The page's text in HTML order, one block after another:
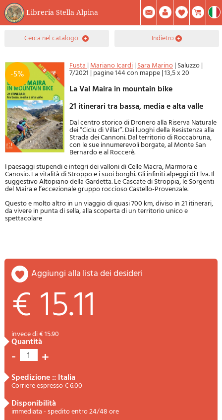
Libreria Stella Alpina
0 Prodotto(i) Attualmente Nel Carrello Riepilogo
Facebook
Registrati Mod. Password
cerca nel catalogo indietro
-5%
Fusta|Mariano Icardi|Sara Marino| Saluzzo|
7/2021 | pagine 144 con mappe|13,5 x 20
La Val Maira in mountain bike
21 itinerari tra bassa, media e alta valle
Dal centro storico di Dronero alla Riserva Naturale
dei “Ciciu di Villar”. Dai luoghi della Resistenza alla
Strada dei Cannoni. Dal territorio di Roccabruna,
con le sue innumerevoli borgate, al Monte San
Bernardo e al Roccerè.
I paesaggi stupendi e integri dei valloni di Celle Macra, Marmora e
Canosio. La vitalità di Stroppo e i suoi borghi. Gli infiniti alpeggi di Elva. Il
suggestivo Altopiano della Gardetta. Le Cascate di Stroppia, le Sorgenti
del Maira e l’eccezionale gruppo roccioso Castello-Provenzale.
Questo e molto altro in un viaggio di quasi 700 km, diviso in 21 itinerari,
da vivere in punta di sella, alla scoperta di un territorio unico e
spettacolare
aggiungi alla lista dei desideri
€ 15.11
invece di € 15.90
quantità
- 1 +
spedizione :: Italia
Corriere espresso € 6.00
disponibilità
immediata - spedito entro 24/48 ore